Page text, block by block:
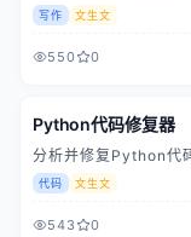
写作 文生文
550 0
Python代码修复器
分析并修复Python代
代码 文生文
543 0